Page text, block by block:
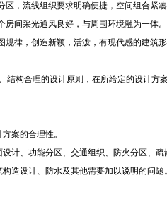
区，流线组织要求明确便捷，空间组合紧
间采光通风良好，与周围环境融为一体。
规律，创造新颖，活泼，有现代感的建筑
结构合理的设计原则，在所给定的设计方
案的合理性。
计、功能分区、交通组织、防火分区、
造设计、防水及其他需要加以说明的问题